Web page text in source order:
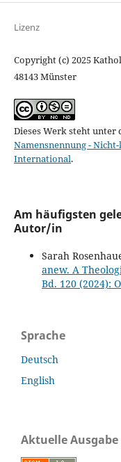
Lizenz
Copyright (c) 2025
48143 Münster
Dieses Werk steht unter
Namensnennung -
International.
Am häufigsten
Autor/in
Sarah
anew. A
Bd. 120 (2024):
Sprache
Deutsch
English
Aktuelle Ausgabe